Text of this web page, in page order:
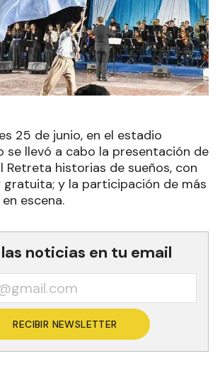
25 de junio, en el estadio
se llevó a cabo la presentación de
Retreta historias de sueños, con
y la participación de más
escena.
noticias en tu email
RECIBIR NEWSLETTER